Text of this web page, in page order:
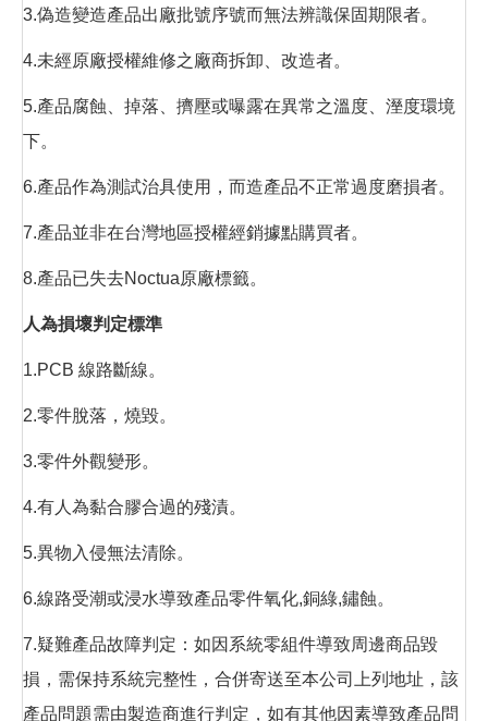
3.偽造變造產品出廠批號序號而無法辨識保固期限者。
4.未經原廠授權維修之廠商拆卸、改造者。
5.產品腐蝕、掉落、擠壓或曝露在異常之溫度、溼度環境
下。
6.產品作為測試治具使用，而造產品不正常過度磨損者。
7.產品並非在台灣地區授權經銷據點購買者。
8.產品已失去Noctua原廠標籤。
人為損壞判定標準
1.PCB 線路斷線。
2.零件脫落，燒毀。
3.零件外觀變形。
4.有人為黏合膠合過的殘漬。
5.異物入侵無法清除。
6.線路受潮或浸水導致產品零件氧化,銅綠,鏽蝕。
7.疑難產品故障判定：如因系統零組件導致周邊商品毀
損，需保持系統完整性，合併寄送至本公司上列地址，該
產品問題需由製造商進行判定，如有其他因素導致產品問